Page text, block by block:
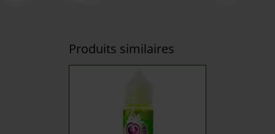
Produits similaires